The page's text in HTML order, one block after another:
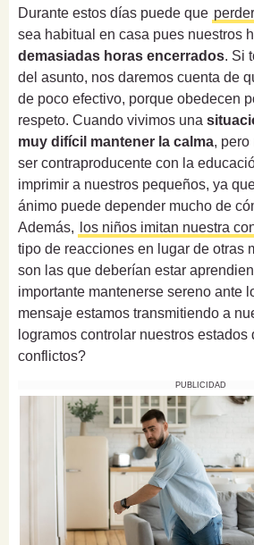
Durante estos días puede que
sea habitual en casa pues nuestros
demasiadas horas encerrados. Si
del asunto, nos daremos cuenta de
de poco efectivo, porque obedecen
respeto. Cuando vivimos una
muy difícil mantener la calma, pero
ser contraproducente con la
imprimir a nuestros pequeños, ya
ánimo puede depender mucho de
Además,
los niños imitan nuestra
tipo de reacciones en lugar de otras
son las que deberían estar
importante mantenerse sereno ante
mensaje estamos transmitiendo a
logramos controlar nuestros
conflictos?
PUBLICIDAD